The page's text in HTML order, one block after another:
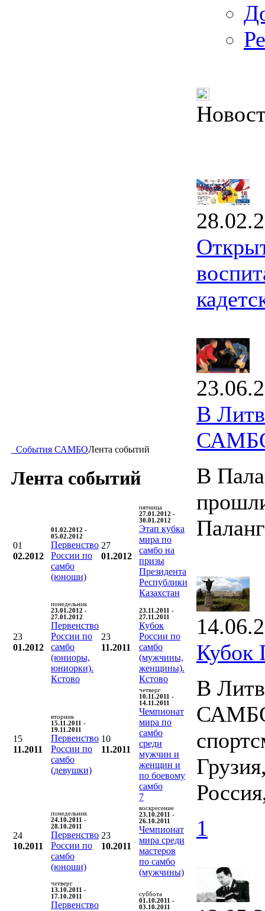
События САМБОЛента событий
Лента событий
01
02.2012
01.02.2012 -
05.02.2012
Первенство
России по
самбо
(юноши)
27
01.2012
пятница
27.01.2012 -
30.01.2012
Этап кубка
мира по
самбо на
призы
Президента
Республики
Казахстан
23
01.2012
понедельник
23.01.2012 -
27.01.2012
Первенство
России по
самбо
(юниоры,
юниорки).
Кстово
23
11.2011
23.11.2011 -
27.11.2011
Кубок
России по
самбо
(мужчины,
женщины).
Кстово
15
11.2011
вторник
15.11.2011 -
19.11.2011
Первенство
России по
самбо
(девушки)
10
11.2011
четверг
10.11.2011 -
14.11.2011
Чемпионат
мира по
самбо
среди
мужчин и
женщин и
по боевому
самбо
7
24
10.2011
понедельник
24.10.2011 -
28.10.2011
Первенство
России по
самбо
(юноши)
23
10.2011
воскресение
23.10.2011 -
26.10.2011
Чемпионат
мира среди
мастеров
по самбо
(мужчины)
четверг
13.10.2011 -
17.10.2011
Первенство
суббота
01.10.2011 -
03.10.2011
В
В
В
1